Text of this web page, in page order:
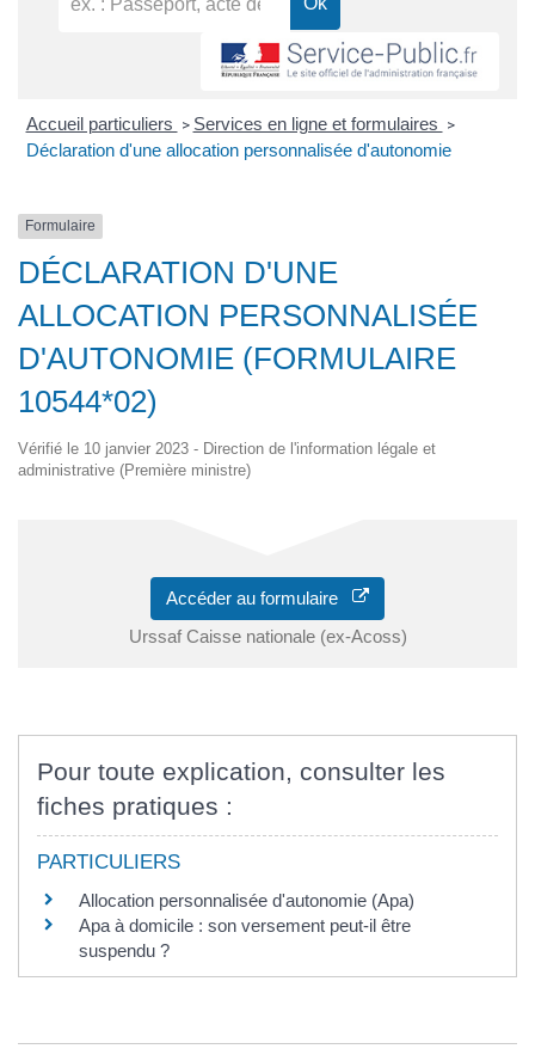
Accueil particuliers > Services en ligne et formulaires >
Déclaration d'une allocation personnalisée d'autonomie
Formulaire
DÉCLARATION D'UNE
ALLOCATION PERSONNALISÉE
D'AUTONOMIE (FORMULAIRE
10544*02)
Vérifié le 10 janvier 2023 - Direction de l'information légale et
administrative (Première ministre)
Accéder au formulaire
Urssaf Caisse nationale (ex-Acoss)
Pour toute explication, consulter les
fiches pratiques :
PARTICULIERS
Allocation personnalisée d'autonomie (Apa)
Apa à domicile : son versement peut-il être
suspendu ?